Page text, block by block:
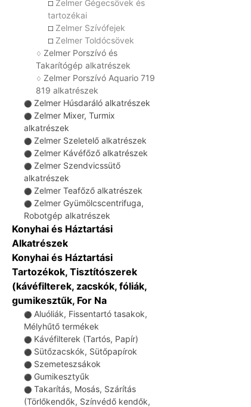
☐ Zelmer Gégecsövek és
tartozékai
☐ Zelmer Szívófejek
☐ Zelmer Toldócsövek
♢ Zelmer Porszívó és
Takarítógép alkatrészek
♢ Zelmer Porszívó Aquario 719
819 alkatrészek
⚫ Zelmer Húsdaráló alkatrészek
⚫ Zelmer Mixer, Turmix
alkatrészek
⚫ Zelmer Szeletelő alkatrészek
⚫ Zelmer Kávéfőző alkatrészek
⚫ Zelmer Szendvicssütő
alkatrészek
⚫ Zelmer Teafőző alkatrészek
⚫ Zelmer Gyümölcscentrifuga,
Robotgép alkatrészek
Konyhai és Háztartási
Alkatrészek
Konyhai és Háztartási
Tartozékok, Tisztítószerek
(kávéfilterek, zacskók, fóliák,
gumikesztűk, For Na
⚫ Aluóliák, Fissentartó tasakok,
Mélyhűtő termékek
⚫ Kávéfilterek (Tartós, Papír)
⚫ Sütőzacskók, Sütőpapírok
⚫ Szemeteszsákok
⚫ Gumikesztyűk
⚫ Takarítás, Mosás, Szárítás
(Törlőkendők, Színvédő kendők,